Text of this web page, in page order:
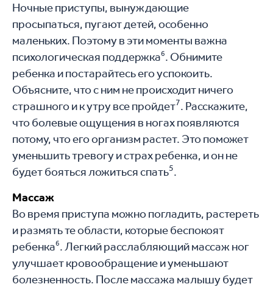
Ночные приступы, вынуждающие
просыпаться, пугают детей, особенно
маленьких. Поэтому в эти моменты важна
психологическая поддержка6. Обнимите
ребенка и постарайтесь его успокоить.
Объясните, что с ним не происходит ничего
страшного и к утру все пройдет7. Расскажите,
что болевые ощущения в ногах появляются
потому, что его организм растет. Это поможет
уменьшить тревогу и страх ребенка, и он не
будет бояться ложиться спать5.
Массаж
Во время приступа можно погладить, растереть
и размять те области, которые беспокоят
ребенка6. Легкий расслабляющий массаж ног
улучшает кровообращение и уменьшают
болезненность. После массажа малышу будет